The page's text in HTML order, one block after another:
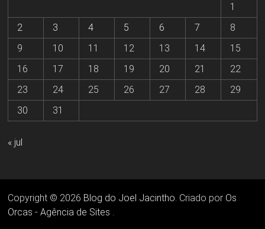
1
2
3 4 5 6 7
8
9
10 11 12 13 14
15
16
17 18 19 20 21
22
23
24 25 26 27 28
29
30
31
« jul
Copyright © 2026 Blog do Joel Jacintho . Criado por Os
Orcas - Agência de Sites